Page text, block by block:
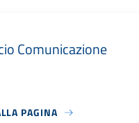
Comunicazione
PAGINA